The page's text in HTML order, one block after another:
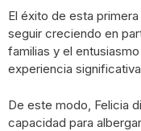
El éxito de esta
seguir creciendo en
familias y el
experiencia
De este modo, Felicia
capacidad para